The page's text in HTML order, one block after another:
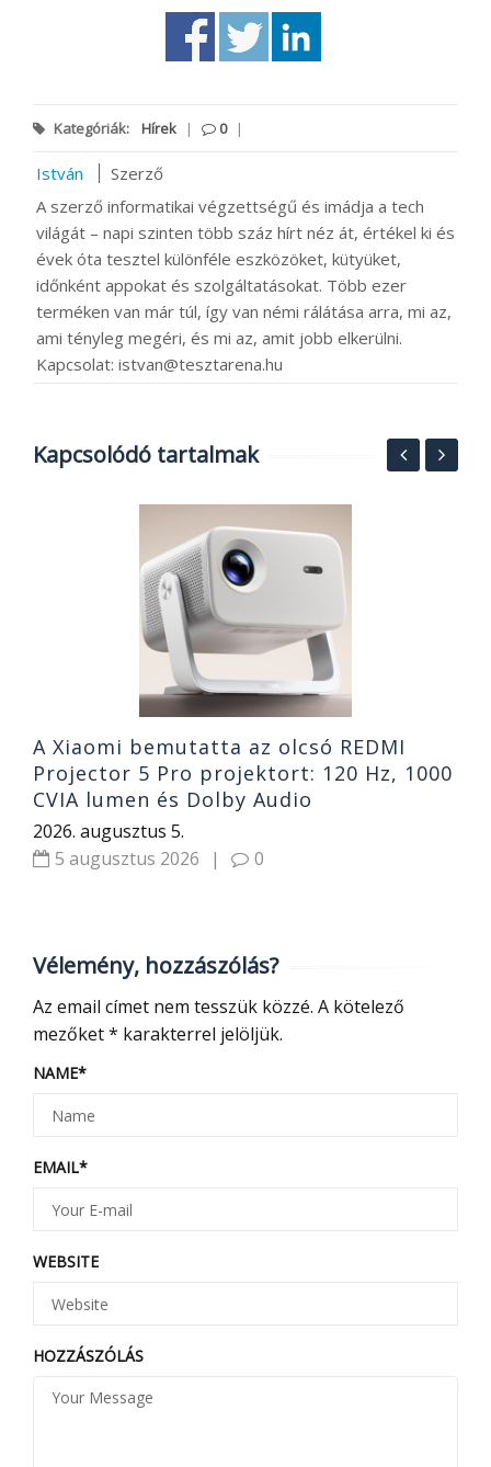
Kategóriák: Hírek | 0 |
István
Szerző
A szerző informatikai végzettségű és imádja a tech
világát – napi szinten több száz hírt néz át, értékel ki és
évek óta tesztel különféle eszközöket, kütyüket,
időnként appokat és szolgáltatásokat. Több ezer
terméken van már túl, így van némi rálátása arra, mi az,
ami tényleg megéri, és mi az, amit jobb elkerülni.
Kapcsolat: istvan@tesztarena.hu
Kapcsolódó tartalmak
A Xiaomi bemutatta az olcsó REDMI
Projector 5 Pro projektort: 120 Hz, 1000
CVIA lumen és Dolby Audio
2026. augusztus 5.
5 augusztus 2026
| 0
Vélemény, hozzászólás?
Az email címet nem tesszük közzé. A kötelező
mezőket* karakterrel jelöljük.
NAME*
EMAIL*
WEBSITE
HOZZÁSZÓLÁS